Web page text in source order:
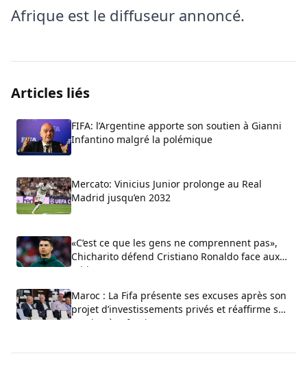
Afrique est le diffuseur annoncé.
Articles liés
FIFA: l’Argentine apporte son soutien à Gianni
Infantino malgré la polémique
Mercato: Vinicius Junior prolonge au Real
Madrid jusqu’en 2032
«C’est ce que les gens ne comprennent pas»,
Chicharito défend Cristiano Ronaldo face aux
critiques sur son arrogance
Maroc : La Fifa présente ses excuses après son
projet d’investissements privés et réaffirme son
soutien à Infantino